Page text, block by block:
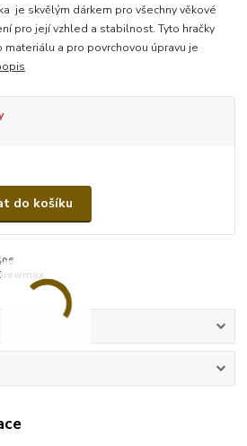
je skvělým dárkem pro všechny věkové
pro její vzhled a stabilnost. Tyto hračky
a pro povrchovou úpravu je
do košíku